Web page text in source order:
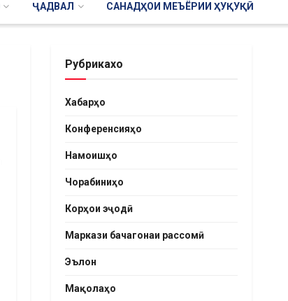
ҶАДВАЛ САНАДҲОИ МЕЪЁРИИ ҲУҚУҚӢ
Рубрикахо
Хабарҳо
Конференсияҳо
Намоишҳо
Чорабиниҳо
Корҳои эҷодӣ
Маркази бачагонаи рассомӣ
Эълон
Мақолаҳо